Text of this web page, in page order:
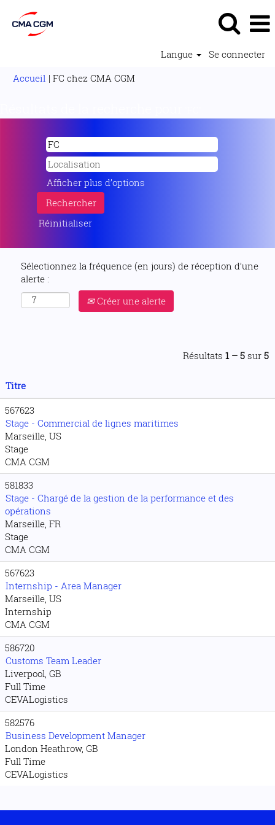
Langue
Se connecter
Accueil | FC chez CMA CGM
Afficher plus d’options
Réinitialiser
Sélectionnez la fréquence (en jours) de réception d’une
alerte :
Créer une alerte
Résultats 1 – 5 sur 5
Titre
567623
Stage - Commercial de lignes maritimes
Marseille, US
Stage
CMA CGM
581833
Stage - Chargé de la gestion de la performance et des
opérations
Marseille, FR
Stage
CMA CGM
567623
Internship - Area Manager
Marseille, US
Internship
CMA CGM
586720
Customs Team Leader
Liverpool, GB
Full Time
CEVALogistics
582576
Business Development Manager
London Heathrow, GB
Full Time
CEVALogistics